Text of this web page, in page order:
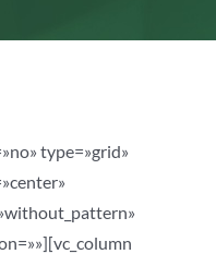
type=»grid»